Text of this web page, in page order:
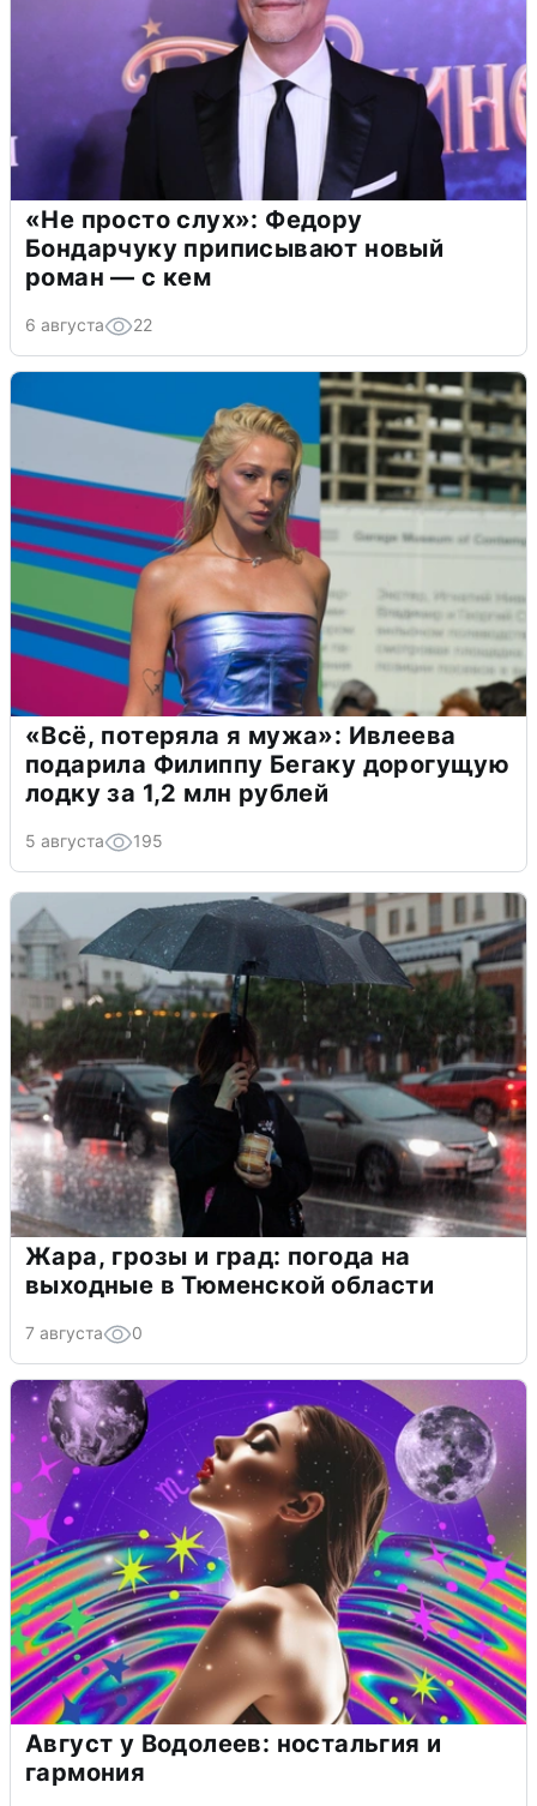
«Не просто слух»: Федору
Бондарчуку приписывают новый
роман — с кем
6 августа 22
«Всё, потеряла я мужа»: Ивлеева
подарила Филиппу Бегаку дорогущую
лодку за 1,2 млн рублей
5 августа 195
Жара, грозы и град: погода на
выходные в Тюменской области
7 августа 0
Август у Водолеев: ностальгия и
гармония